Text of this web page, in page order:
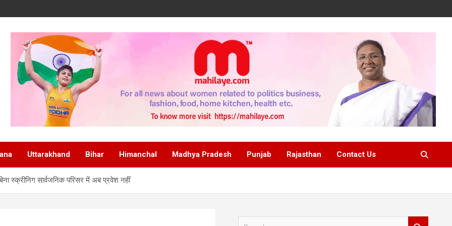
Uttarakhand Bihar Himanchal Madhya Pradesh Punjab Rajasthan Contact Us
स्क्रीनिग सार्वजनिक परिसर में अब प्रवेश नहीं